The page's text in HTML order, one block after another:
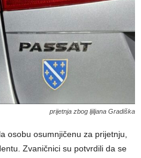
prijetnja zbog ljiljana Gradiška
osobu osumnjičenu za prijetnju,
Zvaničnici su potvrdili da se